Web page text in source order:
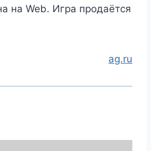
на Web. Игра продаётся
ag.ru